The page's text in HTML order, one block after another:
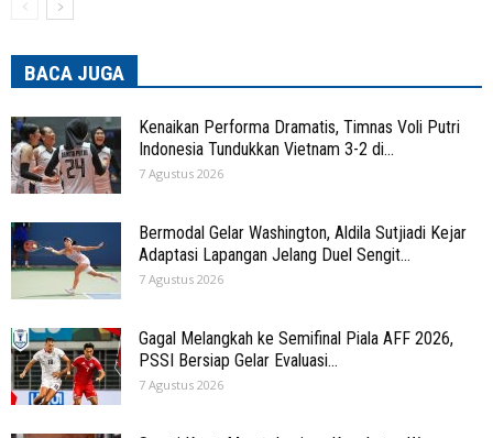
BACA JUGA
Kenaikan Performa Dramatis, Timnas Voli Putri
Indonesia Tundukkan Vietnam 3-2 di...
7 Agustus 2026
Bermodal Gelar Washington, Aldila Sutjiadi Kejar
Adaptasi Lapangan Jelang Duel Sengit...
7 Agustus 2026
Gagal Melangkah ke Semifinal Piala AFF 2026,
PSSI Bersiap Gelar Evaluasi...
7 Agustus 2026